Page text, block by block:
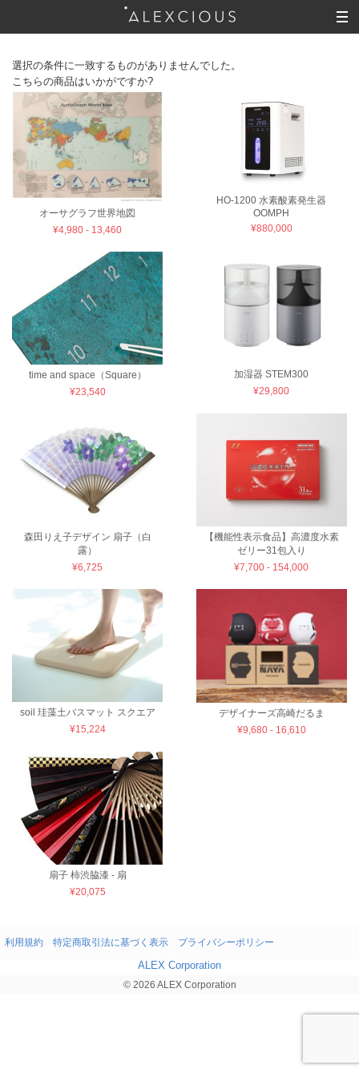
選択の条件に一致するものがありませんでした。
こちらの商品はいかがですか?
オーサグラフ世界地図
¥4,980 - 13,460
HO-1200 水素酸素発生器
OOMPH
¥880,000
time and space（Square）
¥23,540
加湿器 STEM300
¥29,800
森田りえ子デザイン 扇子（白
露）
¥6,725
【機能性表示食品】高濃度水素
ゼリー31包入り
¥7,700 - 154,000
soil 珪藻土バスマット スクエア
¥15,224
デザイナーズ高崎だるま
¥9,680 - 16,610
扇子 柿渋脇漆 - 扇
¥20,075
利用規約 特定商取引法に基づく表示 プライバシーポリシー
ALEX Corporation
© 2026 ALEX Corporation